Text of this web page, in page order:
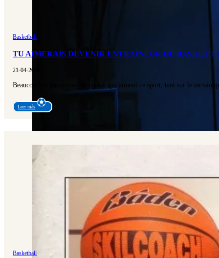
Basketball
TU AIMERAIS DEVENIR ENTRAÎNEUR DE BASKET ?
21-04-2026
Beaucoup de passionnés de basket qui aiment ce sport, tant sur le terrain
Leer más
Basketball